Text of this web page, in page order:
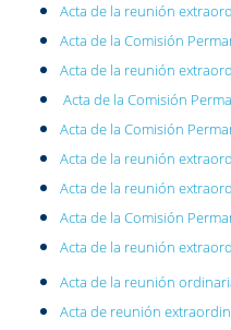
Acta de la reunión
Acta de la Comisión
Acta de la reunión
Acta de la Comisión
Acta de la Comisión
Acta de la reunión
Acta de la reunión
Acta de la Comisión
Acta de la reunión
Acta de la reunión
Acta de reunión